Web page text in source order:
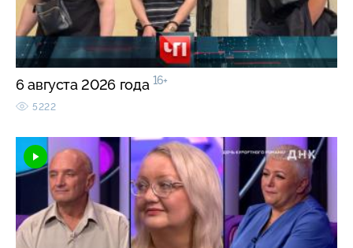
6 августа 2026 года 16+
5222